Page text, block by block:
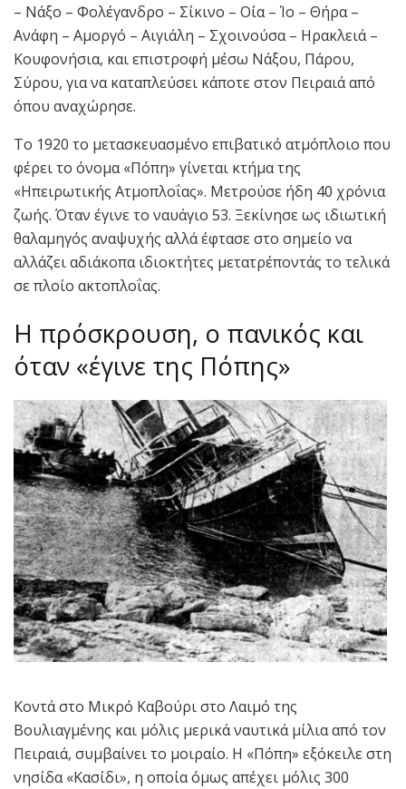
– Νάξο – Φολέγανδρο – Σίκινο – Οία – Ίο – Θήρα –
Ανάφη – Αμοργό – Αιγιάλη – Σχοινούσα – Ηρακλειά –
Κουφονήσια, και επιστροφή μέσω Νάξου, Πάρου,
Σύρου, για να καταπλεύσει κάποτε στον Πειραιά από
όπου αναχώρησε.
Το 1920 το μετασκευασμένο επιβατικό ατμόπλοιο που
φέρει το όνομα «Πόπη» γίνεται κτήμα της
«Ηπειρωτικής Ατμοπλοΐας». Μετρούσε ήδη 40 χρόνια
ζωής. Όταν έγινε το ναυάγιο 53. Ξεκίνησε ως ιδιωτική
θαλαμηγός αναψυχής αλλά έφτασε στο σημείο να
αλλάζει αδιάκοπα ιδιοκτήτες μετατρέποντάς το τελικά
σε πλοίο ακτοπλοΐας.
Η πρόσκρουση, ο πανικός και
όταν «έγινε της Πόπης»
Κοντά στο Μικρό Καβούρι στο Λαιμό της
Βουλιαγμένης και μόλις μερικά ναυτικά μίλια από τον
Πειραιά, συμβαίνει το μοιραίο. Η «Πόπη» εξόκειλε στη
νησίδα «Κασίδι», η οποία όμως απέχει μόλις 300